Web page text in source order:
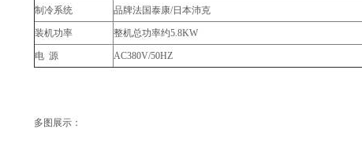
制冷系统 品牌法国泰康/日本沛克
装机功率 整机总功率约5.8KW
电 源 AC380V/50HZ
多图展示：